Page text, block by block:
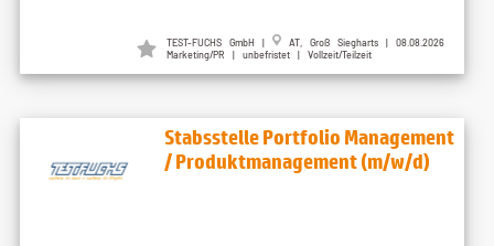
TEST-FUCHS GmbH |
AT, Groß Siegharts | 08.08.2026
Marketing/PR | unbefristet | Vollzeit/Teilzeit
Stabsstelle Portfolio Management
/ Produktmanagement (m/w/d)